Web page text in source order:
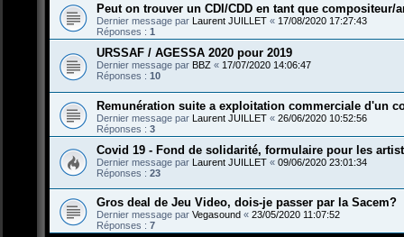
Peut on trouver un CDI/CDD en tant que compositeur/
Dernier message par Laurent JUILLET « 17/08/2020 17:27:43
Réponses : 1
URSSAF / AGESSA 2020 pour 2019
Dernier message par BBZ « 17/07/2020 14:06:47
Réponses : 10
Remunération suite a exploitation commerciale d'un
Dernier message par Laurent JUILLET « 26/06/2020 10:52:56
Réponses : 3
Covid 19 - Fond de solidarité, formulaire pour les
Dernier message par Laurent JUILLET « 09/06/2020 23:01:34
Réponses : 23
Gros deal de Jeu Video, dois-je passer par la Sacem?
Dernier message par Vegasound « 23/05/2020 11:07:52
Réponses : 7